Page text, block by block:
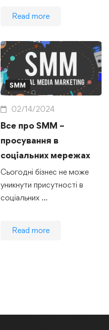
Read more
SMM
02/14/2024
Все про SMM –
просування в
соціальних мережах
Сьогодні бізнес не може
уникнути присутності в
соціальних …
Read more